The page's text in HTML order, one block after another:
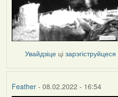
Увайдзіце цізарэгіструйцеся
Feather- 08.02.2022 - 16:54